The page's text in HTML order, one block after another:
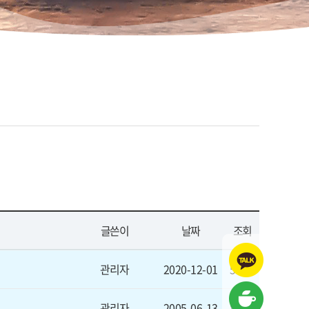
글쓴이 날짜 조회
관리자 2020-12-01 5933